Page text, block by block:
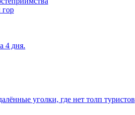
гор
4 дня.
уголки, где нет толп туристов